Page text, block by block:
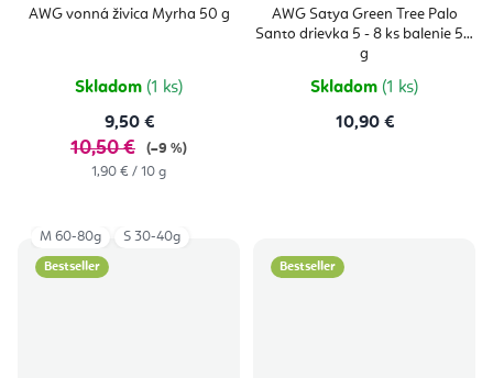
AWG vonná živica Myrha 50 g
Skladom (1 ks)
9,50 €
10,50 €
(–9 %)
Jednotková
1,90 € / 10 g
AWG Satya Green Tree Palo
Santo drievka 5 - 8 ks balenie 50
g
produktu
je
5,0
Skladom (1 ks)
10,90 €
Bestseller
M 60-80g S 30-40g
Bestseller